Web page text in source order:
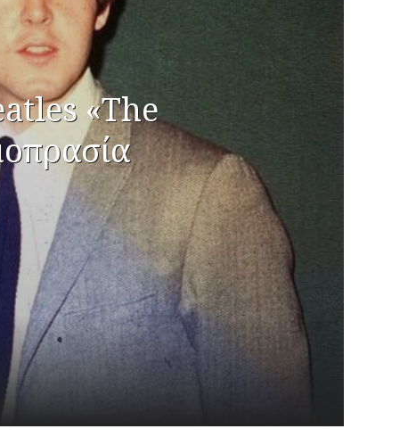
«The